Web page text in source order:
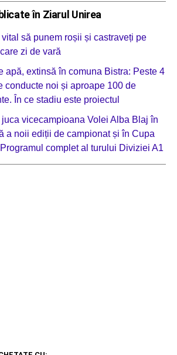
în Ziarul Unirea
vital să punem roșii și castraveți pe
zi de vară
apă, extinsă în comuna Bistra: Peste 4
conducte noi și aproape 100 de
În ce stadiu este proiectul
vicecampioana Volei Alba Blaj în
a noii ediții de campionat și în Cupa
complet al turului Diviziei A1